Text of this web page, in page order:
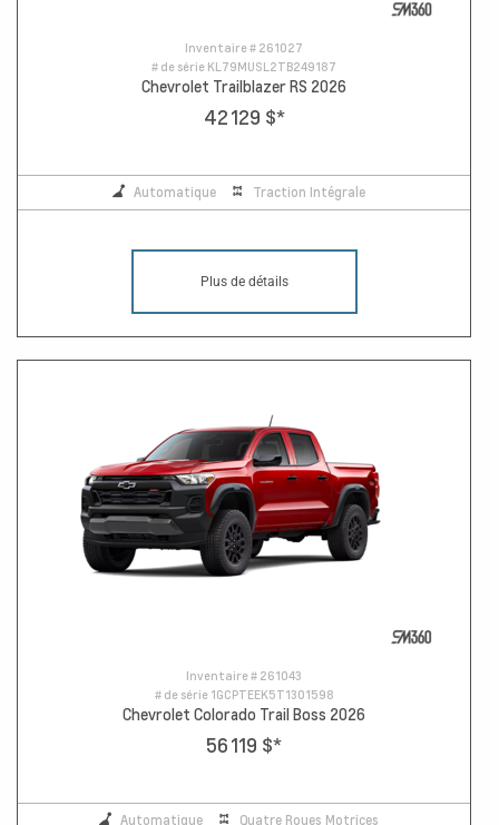
Inventaire # 261027
# de série KL79MUSL2TB249187
Chevrolet Trailblazer RS 2026
42 129 $*
Automatique Traction Intégrale
Plus de détails
Inventaire # 261043
# de série 1GCPTEEK5T1301598
Chevrolet Colorado Trail Boss 2026
56 119 $*
Automatique Quatre Roues Motrices